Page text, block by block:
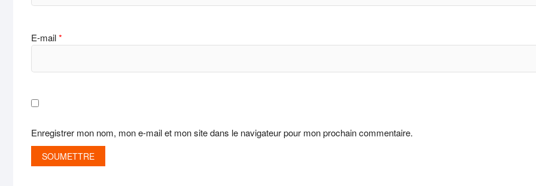
E-mail*
Enregistrer mon nom, mon e-mail et mon site dans le navigateur pour mon prochain commentaire.